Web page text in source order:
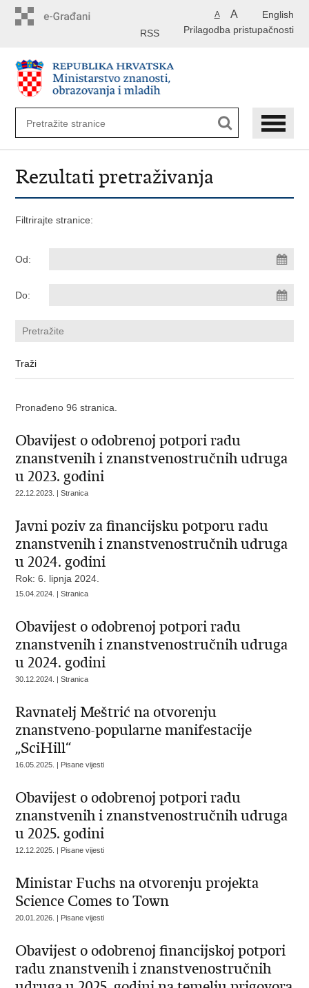
English
A A
Prilagodba pristupačnosti
RSS
Rezultati pretraživanja
Filtrirajte stranice:
Od:
Do:
Pronađeno 96 stranica.
Obavijest o odobrenoj potpori radu
znanstvenih i znanstvenostručnih udruga
u 2023. godini
22.12.2023. | Stranica
Javni poziv za financijsku potporu radu
znanstvenih i znanstvenostručnih udruga
u 2024. godini
Rok: 6. lipnja 2024.
15.04.2024. | Stranica
Obavijest o odobrenoj potpori radu
znanstvenih i znanstvenostručnih udruga
u 2024. godini
30.12.2024. | Stranica
Ravnatelj Meštrić na otvorenju
znanstveno-popularne manifestacije
„SciHill“
16.05.2025. | Pisane vijesti
Obavijest o odobrenoj potpori radu
znanstvenih i znanstvenostručnih udruga
u 2025. godini
12.12.2025. | Pisane vijesti
Ministar Fuchs na otvorenju projekta
Science Comes to Town
20.01.2026. | Pisane vijesti
Obavijest o odobrenoj financijskoj potpori
radu znanstvenih i znanstvenostručnih